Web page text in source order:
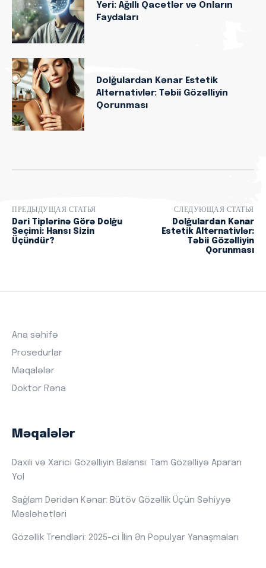
Yeri: Ağıllı Qacetlər və Onların
Faydaları
Dolğulardan Kənar Estetik
Alternativlər: Təbii Gözəlliyin
Qorunması
ПРЕДЫДУЩАЯ СТАТЬЯ
Dəri Tiplərinə Görə Dolğu
Seçimi: Hansı Sizin
Üçündür?
СЛЕДУЮЩАЯ СТАТЬЯ
Dolğulardan Kənar
Estetik Alternativlər:
Təbii Gözəlliyin
Qorunması
Ana səhifə
Prosedurlar
Məqalələr
Doktor Rəna
Məqalələr
Daxili və Xarici Gözəlliyin Balansı: Tam Gözəlliyə Aparan
Yol
Sağlam Dəridən Kənar: Bütöv Gözəllik Üçün Səhiyyə
Məsləhətləri
Gözəllik Trendləri: 2025-ci İlin Ən Populyar Yanaşmaları